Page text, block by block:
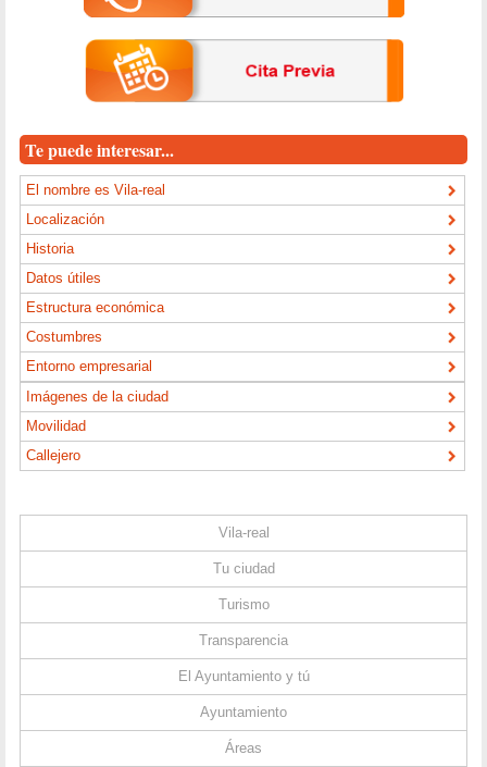
Te puede interesar...
El nombre es Vila-real
Localización
Historia
Datos útiles
Estructura económica
Costumbres
Entorno empresarial
Imágenes de la ciudad
Movilidad
Callejero
Vila-real
Tu ciudad
Turismo
Transparencia
El Ayuntamiento y tú
Ayuntamiento
Áreas